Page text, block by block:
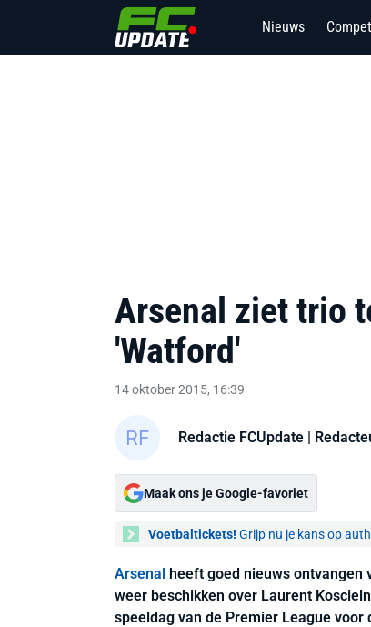
Nieuws
Arsenal ziet trio
'Watford'
14 oktober 2015, 16:39
Redactie FCUpdate |
Maak ons je Google-favoriet
Voetbaltickets! Grijp nu je kans op
Arsenal heeft goed nieuws ontvangen
weer beschikken over Laurent
speeldag van de Premier League